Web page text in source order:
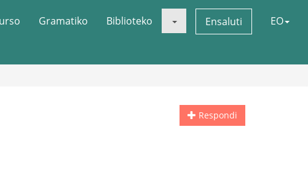
Gramatiko Biblioteko Ensaluti EO
Respondi